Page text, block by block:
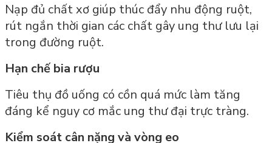
Nạp đủ chất xơ giúp thúc đẩy nhu động ruột,
rút ngắn thời gian các chất gây ung thư lưu lại
trong đường ruột.
Hạn chế bia rượu
Tiêu thụ đồ uống có cồn quá mức làm tăng
đáng kể nguy cơ mắc ung thư đại trực tràng.
Kiểm soát cân nặng và vòng eo